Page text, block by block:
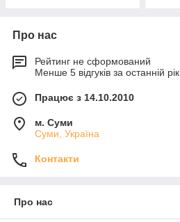
Про нас
Рейтинг не сформований
Менше 5 відгуків за останній рік
Працює з 14.10.2010
м. Суми
Суми, Україна
Контакти
Про нас